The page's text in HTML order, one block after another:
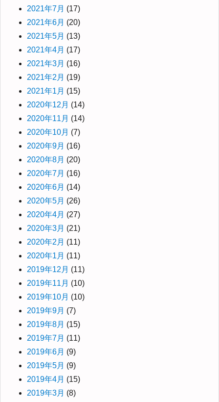
2021年7月 (17)
2021年6月 (20)
2021年5月 (13)
2021年4月 (17)
2021年3月 (16)
2021年2月 (19)
2021年1月 (15)
2020年12月 (14)
2020年11月 (14)
2020年10月 (7)
2020年9月 (16)
2020年8月 (20)
2020年7月 (16)
2020年6月 (14)
2020年5月 (26)
2020年4月 (27)
2020年3月 (21)
2020年2月 (11)
2020年1月 (11)
2019年12月 (11)
2019年11月 (10)
2019年10月 (10)
2019年9月 (7)
2019年8月 (15)
2019年7月 (11)
2019年6月 (9)
2019年5月 (9)
2019年4月 (15)
2019年3月 (8)